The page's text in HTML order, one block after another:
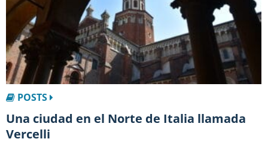
POSTS
Una ciudad en el Norte de Italia llamada
Vercelli